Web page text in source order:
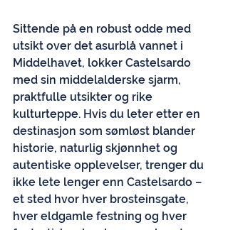
Sittende på en robust odde med
utsikt over det asurblå vannet i
Middelhavet, lokker Castelsardo
med sin middelalderske sjarm,
praktfulle utsikter og rike
kulturteppe. Hvis du leter etter en
destinasjon som sømløst blander
historie, naturlig skjønnhet og
autentiske opplevelser, trenger du
ikke lete lenger enn Castelsardo –
et sted hvor hver brosteinsgate,
hver eldgamle festning og hver